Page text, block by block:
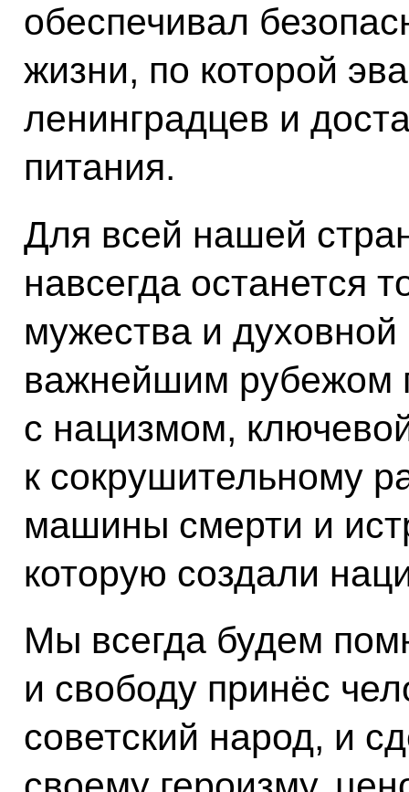
обеспечивал
жизни, по которой
ленинградцев и
питания.
Для всей нашей
навсегда останется
мужества и
важнейшим рубежом
с нацизмом,
к сокрушительному
машины смерти и
которую создали
Мы всегда будем
и свободу принёс
советский народ, и